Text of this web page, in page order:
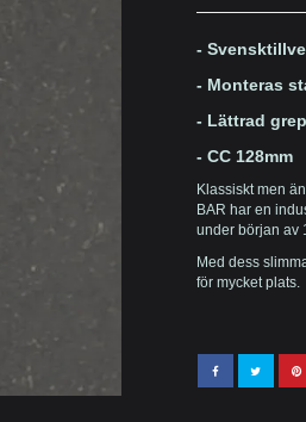
-
- Monteras
- Lättrad
- CC 128mm
Klassiskt men
BAR har en
under början av
Med dess
för mycket plats.